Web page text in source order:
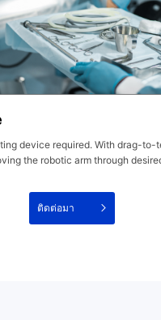
device required. With drag-to-
the robotic arm through
ติดต่อมา